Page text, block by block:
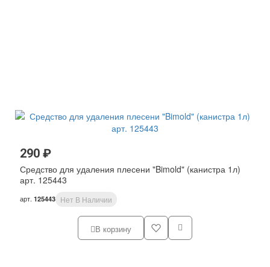
290 ₽
Средство для удаления плесени "Bimold" (канистра 1л)
арт. 125443
арт. 125443 Нет В Наличии
В корзину